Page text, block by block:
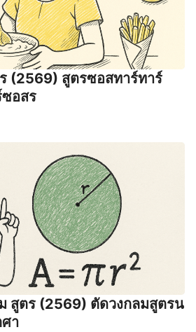
(2569) สูตรซอสทาร์ทาร์
อสร
สูตร (2569) ตัดวงกลมสูตรน
า